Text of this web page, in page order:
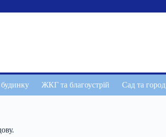
будинку ЖКГ та благоустрій Сад та город